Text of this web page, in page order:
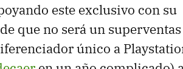
este exclusivo con su
que no será un
único a